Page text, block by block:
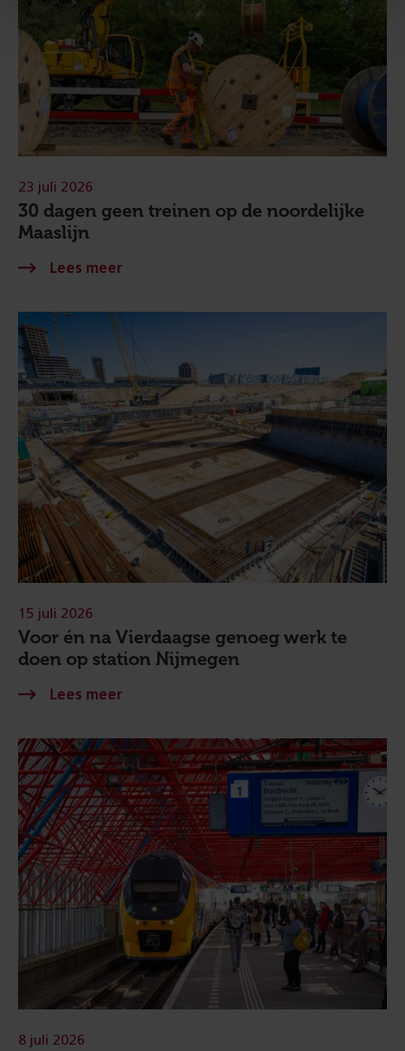
30 dagen geen treinen op de noordelijke
Maaslijn
23 juli 2026
Voor én na Vierdaagse genoeg werk te
doen op station Nijmegen
15 juli 2026
8 juli 2026